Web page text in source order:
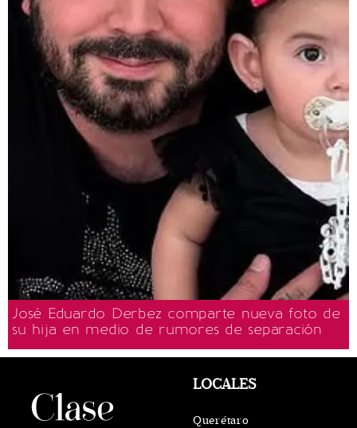
José Eduardo Derbez comparte nueva foto de
su hija en medio de rumores de separación
LOCALES
Querétaro